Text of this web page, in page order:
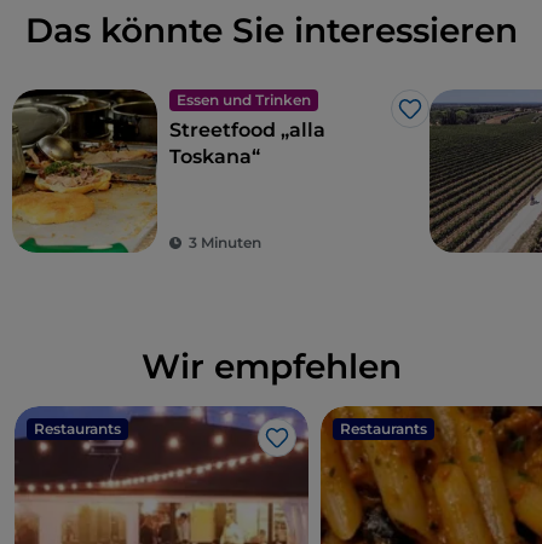
Das könnte Sie interessieren
Essen und Trinken
Like
Streetfood „alla
Toskana“
3 Minuten
Wir empfehlen
Restaurants
Like
Restaurants